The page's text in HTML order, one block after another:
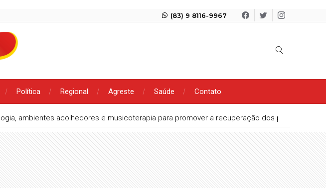
(83) 9 8116-9967
Política Regional Agreste Saúde Contato
ambientes acolhedores e musicoterapia para promover a recuperação dos pacientes